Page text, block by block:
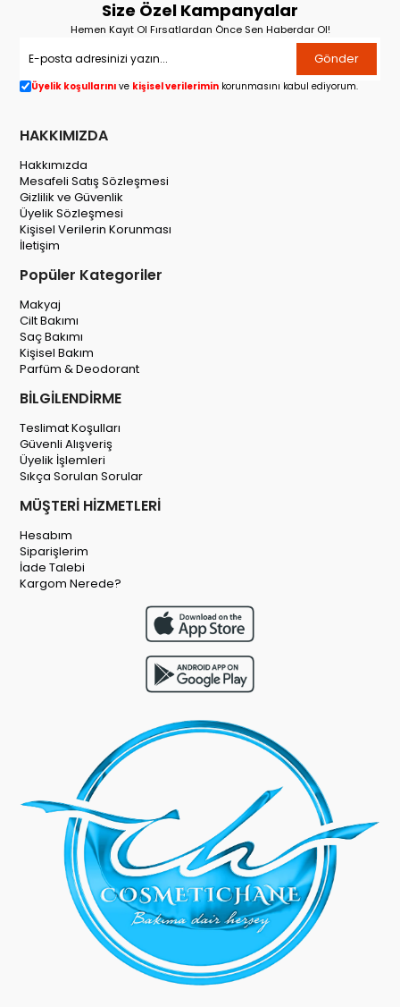
Size Özel Kampanyalar
Hemen Kayıt Ol Fırsatlardan Önce Sen Haberdar Ol!
Gönder
Üyelik koşullarını ve kişisel verilerimin korunmasını kabul ediyorum.
HAKKIMIZDA
Hakkımızda
Mesafeli Satış Sözleşmesi
Gizlilik ve Güvenlik
Üyelik Sözleşmesi
Kişisel Verilerin Korunması
İletişim
Popüler Kategoriler
Makyaj
Cilt Bakımı
Saç Bakımı
Kişisel Bakım
Parfüm & Deodorant
BİLGİLENDİRME
Teslimat Koşulları
Güvenli Alışveriş
Üyelik İşlemleri
Sıkça Sorulan Sorular
MÜŞTERİ HİZMETLERİ
Hesabım
Siparişlerim
İade Talebi
Kargom Nerede?